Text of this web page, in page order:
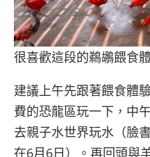
很喜歡這段的鵜鶘餵食
建議上午先跟著餵食體
費的恐龍區玩一下，中
去親子水世界玩水（臉
在6月6日）。再回頭與